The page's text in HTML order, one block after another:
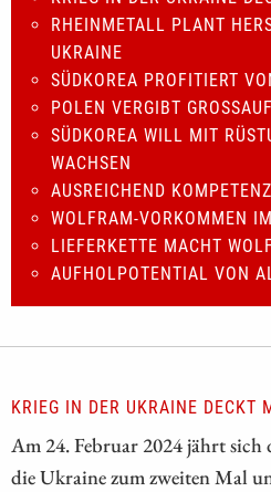
RHEINMETALL PLANT
UKRAINE
SÜDKOREA PROFITIERT
POLEN VERGIBT
SÜDKOREA WILL MIT
WACHSEN
AUSREICHEND
WOLFRAM-VORKOMMEN
LIEFERKETTE MACHT
AUFHOLPOTENTIAL VON
KRIEG IN DER UKRAINE DECKT
Am 24. Februar 2024 jährt sich
die Ukraine zum zweiten Mal